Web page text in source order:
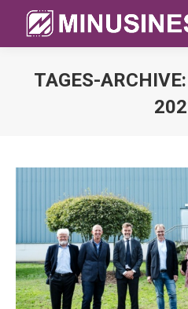
TAGES-ARCHIVE: